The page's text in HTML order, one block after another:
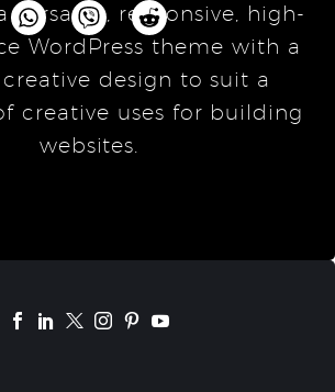
versatile, responsive, high-
WordPress theme with a
design to suit a
creative uses for building
websites.